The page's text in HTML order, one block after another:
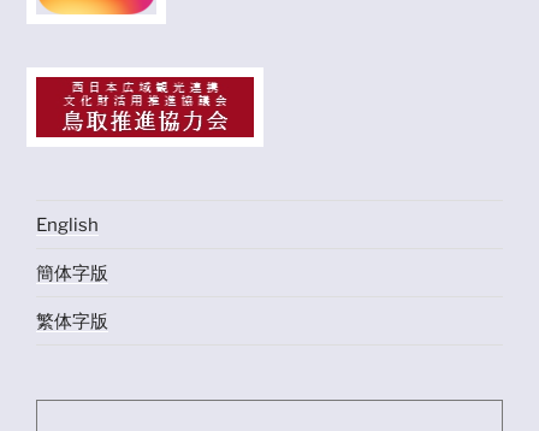
English
簡体字版
繁体字版